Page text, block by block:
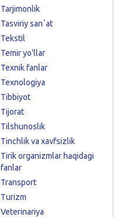
Tarjimonlik
Tasviriy sanʼat
Tekstil
Temir yo'llar
Texnik fanlar
Texnologiya
Tibbiyot
Tijorat
Tilshunoslik
Tinchlik va xavfsizlik
Tirik organizmlar haqidagi
fanlar
Transport
Turizm
Veterinariya